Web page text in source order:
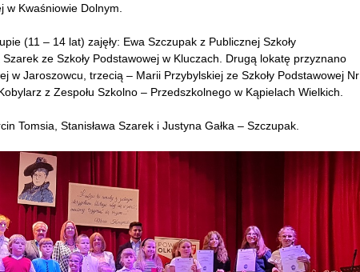
w Kwaśniowie Dolnym.
(11 – 14 lat) zajęły: Ewa Szczupak z Publicznej Szkoły
ze Szkoły Podstawowej w Kluczach. Drugą lokatę przyznano
w Jaroszowcu, trzecią – Marii Przybylskiej ze Szkoły Podstawowej Nr
z Zespołu Szkolno – Przedszkolnego w Kąpielach Wielkich.
Tomsia, Stanisława Szarek i Justyna Gałka – Szczupak.